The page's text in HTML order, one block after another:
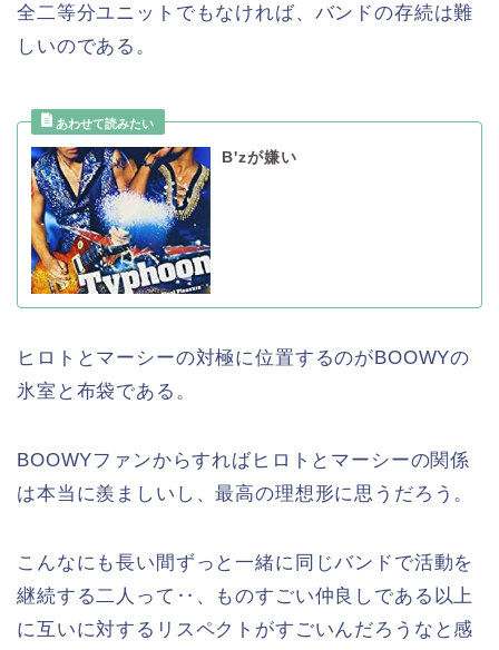
全二等分ユニットでもなければ、バンドの存続は難
しいのである。
B'zが嫌い
ヒロトとマーシーの対極に位置するのがBOOWYの
氷室と布袋である。
BOOWYファンからすればヒロトとマーシーの関係
は本当に羨ましいし、最高の理想形に思うだろう。
こんなにも長い間ずっと一緒に同じバンドで活動を
継続する二人って‥、ものすごい仲良しである以上
に互いに対するリスペクトがすごいんだろうなと感